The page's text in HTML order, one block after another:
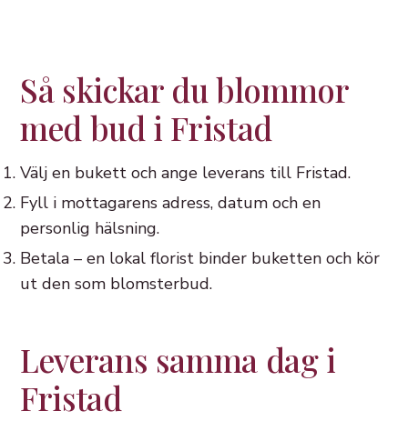
Så skickar du blommor
med bud i Fristad
Välj en bukett och ange leverans till Fristad.
Fyll i mottagarens adress, datum och en
personlig hälsning.
Betala – en lokal florist binder buketten och kör
ut den som blomsterbud.
Leverans samma dag i
Fristad